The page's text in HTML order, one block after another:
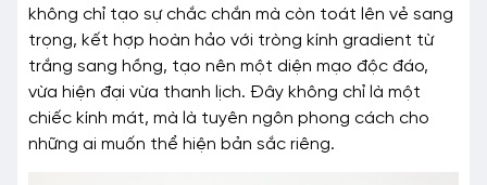
không chỉ tạo sự chắc chắn mà còn toát lên vẻ sang
trọng, kết hợp hoàn hảo với tròng kính gradient từ
trắng sang hồng, tạo nên một diện mạo độc đáo,
vừa hiện đại vừa thanh lịch. Đây không chỉ là một
chiếc kính mát, mà là tuyên ngôn phong cách cho
những ai muốn thể hiện bản sắc riêng.